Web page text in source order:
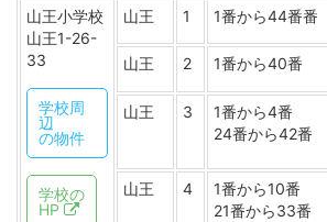
山王小学校
山王1-26-
33
学校周
辺
の物件
学校の
HP
山王 1 1番から44番番
山王 2 1番から40番
山王 3
1番から4番
24番から42番
山王 4
1番から10番
21番から33番